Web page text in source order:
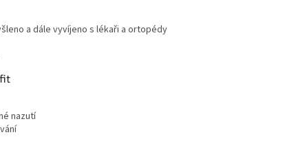
a dále vyvíjeno s lékaři a ortopédy
nazutí